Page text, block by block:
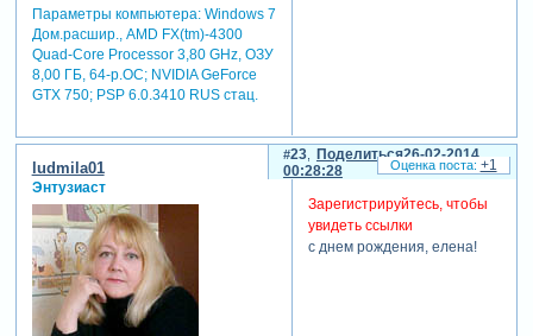
Параметры компьютера:Windows 7
Дом.расшир., AMD FX(tm)-4300
Quad-Core Processor 3,80 GHz, ОЗУ
8,00 ГБ, 64-р.ОС; NVIDIA GeForce
GTX 750; PSP 6.0.3410 RUS стац.
Поделиться
23
26-02-2014
00:28:28
ludmila01
Энтузиаст
Зарегистрируйтесь, чтобы
увидеть ссылки
с днем рождения, елена!
+1